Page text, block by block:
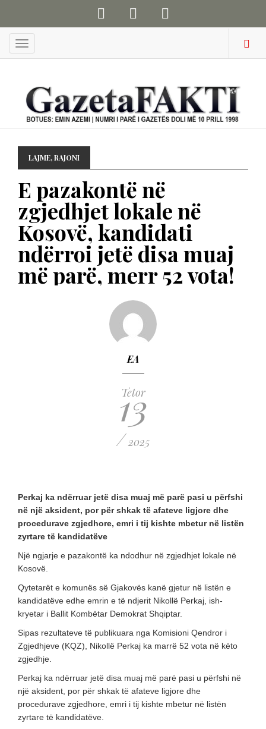
Menu
LAJME,RAJONI
E pazakontë në
zgjedhjet lokale në
Kosovë, kandidati
ndërroi jetë disa muaj
më parë, merr 52 vota!
EA
Tetor
13
/ 2025
Perkaj ka ndërruar jetë disa muaj më parë pasi u përfshi
në një aksident, por për shkak të afateve ligjore dhe
procedurave zgjedhore, emri i tij kishte mbetur në listën
zyrtare të kandidatëve
Një ngjarje e pazakontë ka ndodhur në zgjedhjet lokale në
Kosovë.
Qytetarët e komunës së Gjakovës kanë gjetur në listën e
kandidatëve edhe emrin e të ndjerit Nikollë Perkaj, ish-
kryetar i Ballit Kombëtar Demokrat Shqiptar.
Sipas rezultateve të publikuara nga Komisioni Qendror i
Zgjedhjeve (KQZ), Nikollë Perkaj ka marrë 52 vota në këto
zgjedhje.
Perkaj ka ndërruar jetë disa muaj më parë pasi u përfshi në
një aksident, por për shkak të afateve ligjore dhe
procedurave zgjedhore, emri i tij kishte mbetur në listën
zyrtare të kandidatëve.